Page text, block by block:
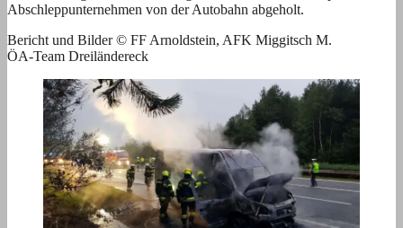
Abschleppunternehmen von der Autobahn abgeholt.
Bericht und Bilder © FF Arnoldstein, AFK Miggitsch M.
ÖA-Team Dreiländereck